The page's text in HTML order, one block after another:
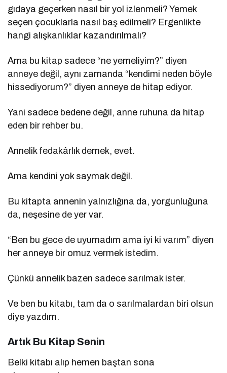
gıdaya geçerken nasıl bir yol izlenmeli? Yemek
seçen çocuklarla nasıl baş edilmeli? Ergenlikte
hangi alışkanlıklar kazandırılmalı?
Ama bu kitap sadece “ne yemeliyim?” diyen
anneye değil, aynı zamanda “kendimi neden böyle
hissediyorum?” diyen anneye de hitap ediyor.
Yani sadece bedene değil, anne ruhuna da hitap
eden bir rehber bu.
Annelik fedakârlık demek, evet.
Ama kendini yok saymak değil.
Bu kitapta annenin yalnızlığına da, yorgunluğuna
da, neşesine de yer var.
“Ben bu gece de uyumadım ama iyi ki varım” diyen
her anneye bir omuz vermek istedim.
Çünkü annelik bazen sadece sarılmak ister.
Ve ben bu kitabı, tam da o sarılmalardan biri olsun
diye yazdım.
Artık Bu Kitap Senin
Belki kitabı alıp hemen baştan sona